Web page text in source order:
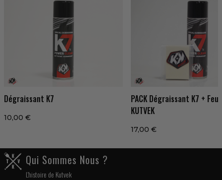
Dégraissant K7
10,00 €
PACK Dégraissant K7 +
KUTVEK
17,00 €
Qui Sommes Nous ?
L'histoire de Kutvek